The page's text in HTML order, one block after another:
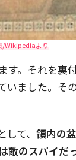
/Wikipediaより
す。それを裏
ました。その
て、 領内の
敵のスパイだ